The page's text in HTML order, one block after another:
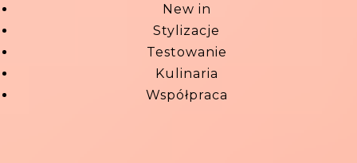
New in
Stylizacje
Testowanie
Kulinaria
Współpraca